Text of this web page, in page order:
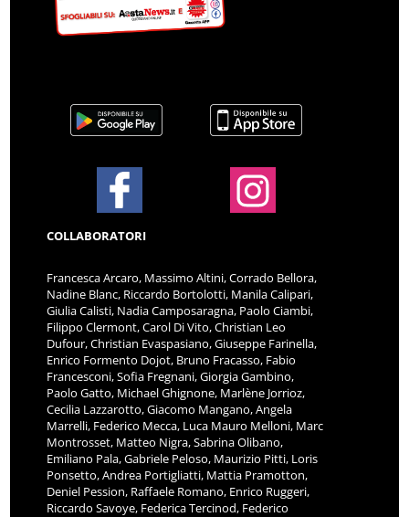
COLLABORATORI
Francesca Arcaro, Massimo Altini, Corrado Bellora,
Nadine Blanc, Riccardo Bortolotti, Manila Calipari,
Giulia Calisti, Nadia Camposaragna, Paolo Ciambi,
Filippo Clermont, Carol Di Vito, Christian Leo
Dufour, Christian Evaspasiano, Giuseppe Farinella,
Enrico Formento Dojot, Bruno Fracasso, Fabio
Francesconi, Sofia Fregnani, Giorgia Gambino,
Paolo Gatto, Michael Ghignone, Marlène Jorrioz,
Cecilia Lazzarotto, Giacomo Mangano, Angela
Marrelli, Federico Mecca, Luca Mauro Melloni, Marc
Montrosset, Matteo Nigra, Sabrina Olibano,
Emiliano Pala, Gabriele Peloso, Maurizio Pitti, Loris
Ponsetto, Andrea Portigliatti, Mattia Pramotton,
Deniel Pession, Raffaele Romano, Enrico Ruggeri,
Riccardo Savoye, Federica Tercinod, Federico